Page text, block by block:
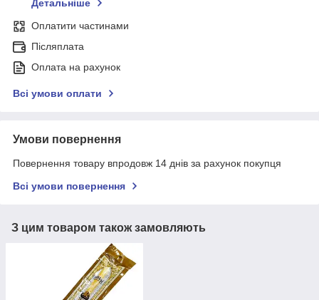
Детальніше
Оплатити частинами
Післяплата
Оплата на рахунок
Всі умови оплати
Умови повернення
Повернення товару впродовж 14 днів за рахунок покупця
Всі умови повернення
З цим товаром також замовляють